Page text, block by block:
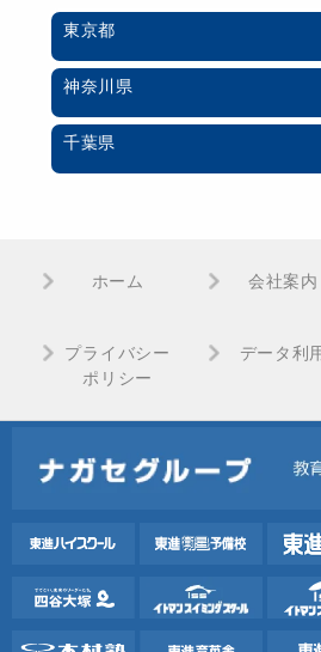
東京都
神奈川県
千葉県
ホーム 会社案内
プライバシー
ポリシー
データ利